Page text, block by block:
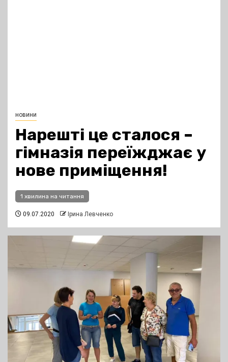
новини
Нарешті це сталося –
гімназія переїжджає у
нове приміщення!
1 хвилина на читання
09.07.2020 Ірина Левченко